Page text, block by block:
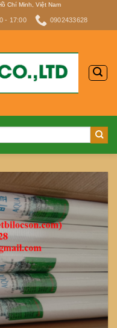
Chí Minh, Việt Nam
- 17:00 0902433628